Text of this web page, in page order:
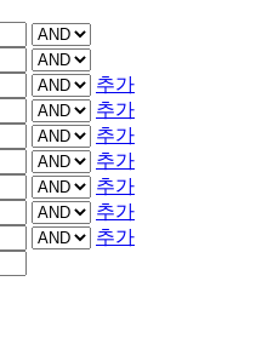
추가
추가
추가
추가
추가
추가
추가